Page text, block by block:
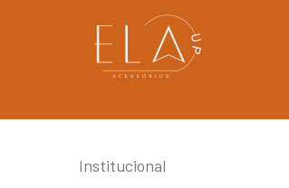
Institucional